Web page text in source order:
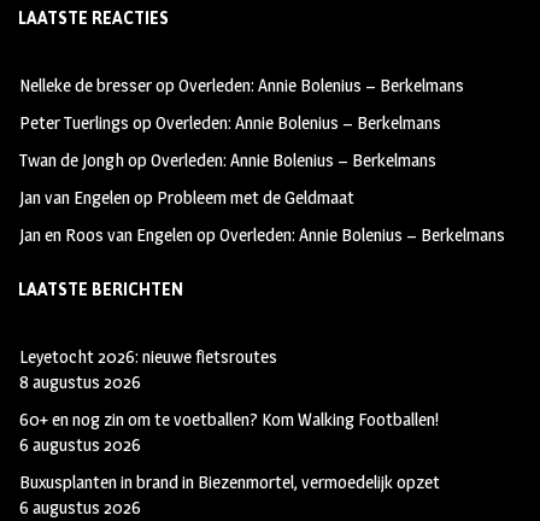
b
oo
k
ag
m
tt
LAATSTE REACTIES
Nelleke de bresseropOverleden: Annie Bolenius – Berkelmans
Peter Tuerlings opOverleden: Annie Bolenius – Berkelmans
Twan de JonghopOverleden: Annie Bolenius – Berkelmans
Jan van Engelenop Probleem met de Geldmaat
Jan en Roos van EngelenopOverleden: Annie Bolenius – Berkelmans
LAATSTE BERICHTEN
Leyetocht 2026: nieuwe fietsroutes
8 augustus 2026
60+ en nog zin om te voetballen? Kom Walking Footballen!
6 augustus 2026
Buxusplanten in brand in Biezenmortel, vermoedelijk opzet
6 augustus 2026